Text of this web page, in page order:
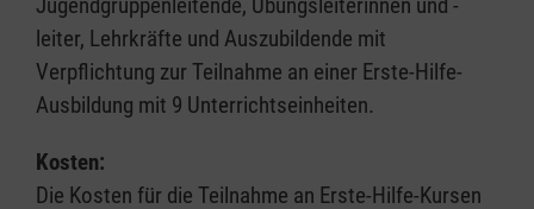
Jugendgruppenleitende, Übungsleiterinnen und -
leiter, Lehrkräfte und Auszubildende mit
Verpflichtung zur Teilnahme an einer Erste-Hilfe-
Ausbildung mit 9 Unterrichtseinheiten.
Kosten:
Die Kosten für die Teilnahme an Erste-Hilfe-Kursen